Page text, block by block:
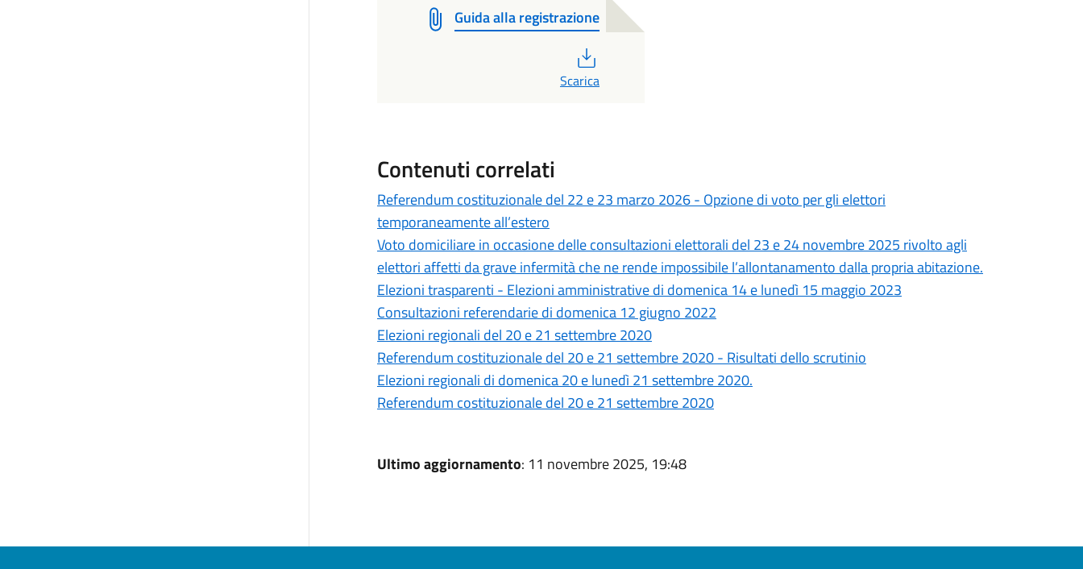
Guida alla registrazione
Scarica
Contenuti correlati
Referendum costituzionale del 22 e 23 marzo 2026 - Opzione di voto per gli elettori
temporaneamente all’estero
Voto domiciliare in occasione delle consultazioni elettorali del 23 e 24 novembre 2025 rivolto agli
elettori affetti da grave infermità che ne rende impossibile l’allontanamento dalla propria abitazione.
Elezioni trasparenti - Elezioni amministrative di domenica 14 e lunedì 15 maggio 2023
Consultazioni referendarie di domenica 12 giugno 2022
Elezioni regionali del 20 e 21 settembre 2020
Referendum costituzionale del 20 e 21 settembre 2020 - Risultati dello scrutinio
Elezioni regionali di domenica 20 e lunedì 21 settembre 2020.
Referendum costituzionale del 20 e 21 settembre 2020
Ultimo aggiornamento: 11 novembre 2025, 19:48